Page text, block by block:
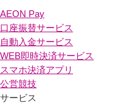
AEON Pay
口座振替サービス
自動入金サービス
WEB即時決済サービス
スマホ決済アプリ
公営競技
サービス